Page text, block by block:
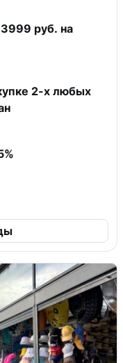
руб. на
2-х любых